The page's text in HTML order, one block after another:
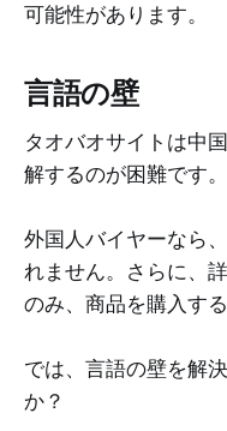
可能性があります。
言語の壁
タオバオサイトは中
解するのが困難です。
外国人バイヤーなら
れません。さらに、
のみ、商品を購入す
では、言語の壁を解
か？